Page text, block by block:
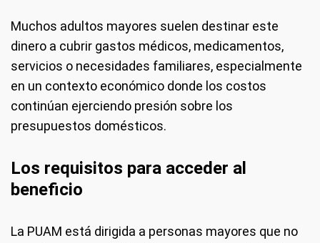
Muchos adultos mayores suelen destinar este
dinero a cubrir gastos médicos, medicamentos,
servicios o necesidades familiares, especialmente
en un contexto económico donde los costos
continúan ejerciendo presión sobre los
presupuestos domésticos.
Los requisitos para acceder al
beneficio
La PUAM está dirigida a personas mayores que no